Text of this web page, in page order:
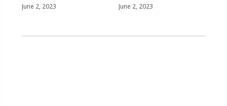
June 2, 2023 June 2, 2023